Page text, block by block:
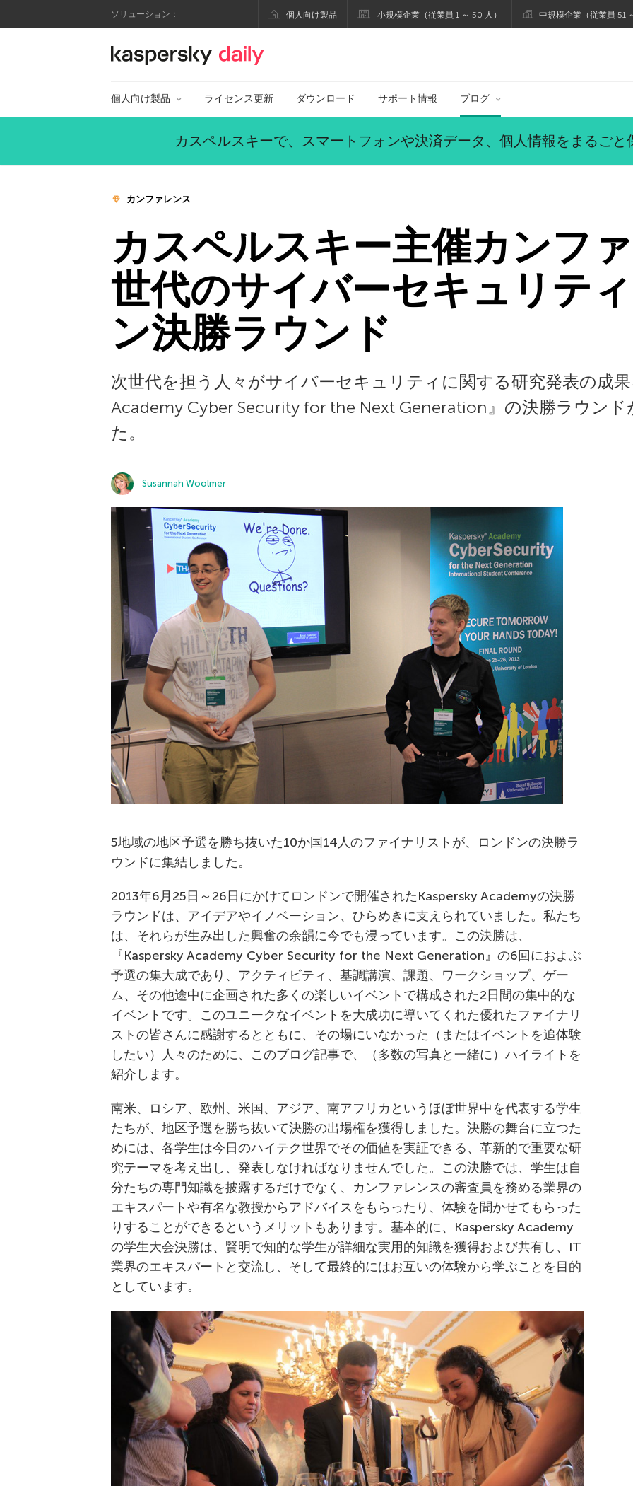
ソリューション： 個人向け製品 小規模企業（従業員 1 ～ 50 人） 中規模企業（従業員 51
カスペルスキー公式ブログ
個人向け製品 ライセンス更新 ダウンロード サポート情報 ブログ
カスペルスキーで、スマートフォンや決済データ、個人情報をまるごと
カンファレンス
カスペルスキー主催カンフ
世代のサイバーセキュリテ
ン決勝ラウンド
次世代を担う人々がサイバーセキュリティに関する研究発表の成
Academy Cyber Security for the Next Generation』の決勝ラウン
た。
Susannah Woolmer
5地域の地区予選を勝ち抜いた10か国14人のファイナリストが、ロンドンの決勝ラ
ウンドに集結しました。
2013年6月25日～26日にかけてロンドンで開催されたKaspersky Academyの決勝
ラウンドは、アイデアやイノベーション、ひらめきに支えられていました。私たち
は、それらが生み出した興奮の余韻に今でも浸っています。この決勝は、
『Kaspersky Academy Cyber Security for the Next Generation』の6回におよぶ
予選の集大成であり、アクティビティ、基調講演、課題、ワークショップ、ゲー
ム、その他途中に企画された多くの楽しいイベントで構成された2日間の集中的な
イベントです。このユニークなイベントを大成功に導いてくれた優れたファイナリ
ストの皆さんに感謝するとともに、その場にいなかった（またはイベントを追体験
したい）人々のために、このブログ記事で、（多数の写真と一緒に）ハイライトを
紹介します。
南米、ロシア、欧州、米国、アジア、南アフリカというほぼ世界中を代表する学生
たちが、地区予選を勝ち抜いて決勝の出場権を獲得しました。決勝の舞台に立つた
めには、各学生は今日のハイテク世界でその価値を実証できる、革新的で重要な研
究テーマを考え出し、発表しなければなりませんでした。この決勝では、学生は自
分たちの専門知識を披露するだけでなく、カンファレンスの審査員を務める業界の
エキスパートや有名な教授からアドバイスをもらったり、体験を聞かせてもらった
りすることができるというメリットもあります。基本的に、Kaspersky Academy
の学生大会決勝は、賢明で知的な学生が詳細な実用的知識を獲得および共有し、IT
業界のエキスパートと交流し、そして最終的にはお互いの体験から学ぶことを目的
としています。